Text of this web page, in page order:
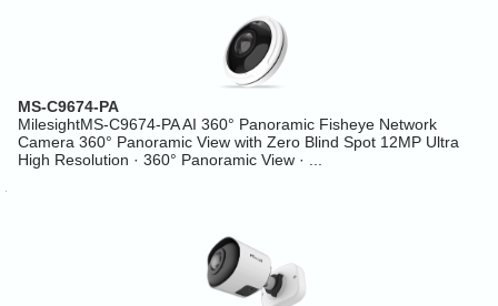
MS-C9674-PA
MilesightMS-C9674-PA AI 360° Panoramic Fisheye Network
Camera 360° Panoramic View with Zero Blind Spot 12MP Ultra
High Resolution · 360° Panoramic View · ...